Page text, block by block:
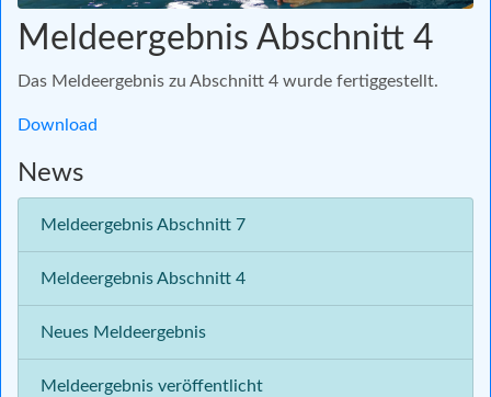
Meldeergebnis Abschnitt 4
Das Meldeergebnis zu Abschnitt 4 wurde fertiggestellt.
Download
News
Meldeergebnis Abschnitt 7
Meldeergebnis Abschnitt 4
Neues Meldeergebnis
Meldeergebnis veröffentlicht